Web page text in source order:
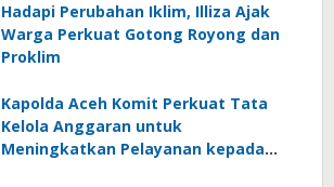
Hadapi Perubahan Iklim, Illiza Ajak
Warga Perkuat Gotong Royong dan
Proklim
Kapolda Aceh Komit Perkuat Tata
Kelola Anggaran untuk
Meningkatkan Pelayanan kepada